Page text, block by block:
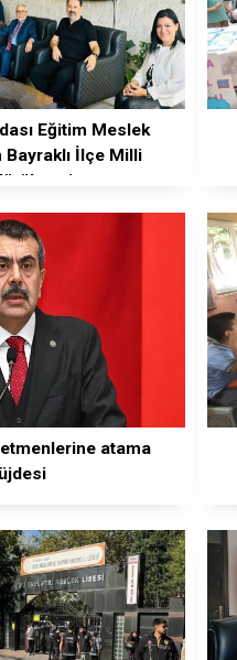
Eğitim Meslek
İlçe Milli
ziyaret
atama